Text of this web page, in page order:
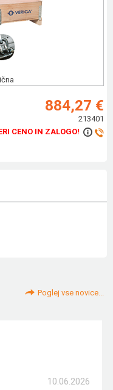
884,27 €
213401
CENO IN ZALOGO!
Poglej vse novice...
10.06.2026